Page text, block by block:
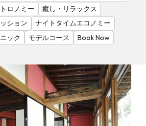
ロノミー
癒し・リラックス
ション
ナイトタイムエコノミー
ック モデルコース Book Now